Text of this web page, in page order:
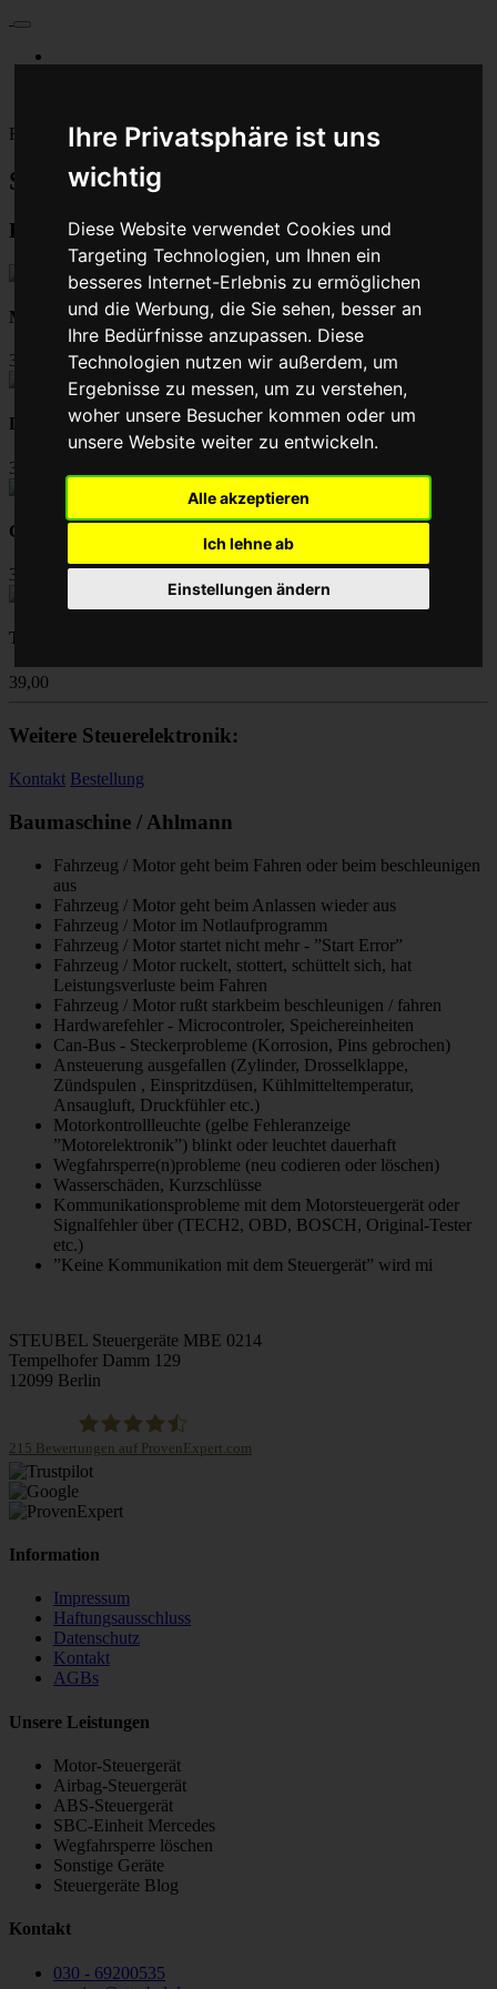
Ihre Privatsphäre ist uns
wichtig
Diese Website verwendet Cookies und
Targeting Technologien, um Ihnen ein
besseres Internet-Erlebnis zu ermöglichen
und die Werbung, die Sie sehen, besser an
Ihre Bedürfnisse anzupassen. Diese
Technologien nutzen wir außerdem, um
Ergebnisse zu messen, um zu verstehen,
woher unsere Besucher kommen oder um
unsere Website weiter zu entwickeln.
Alle akzeptieren
Ich lehne ab
Einstellungen ändern
Fahrzeugmarken
Steuergerät reparieren - Baumaschine
Beliebte ECU-Reparaturen:
Motorsteuergerät Reparatur
39,00
Drosselklappen Reparatur
39,00
Chip Tuning Leistungssteigerung
39,00
Turbolader Reparatur
39,00
Weitere Steuerelektronik:
Kontakt Bestellung
Baumaschine / Ahlmann
Fahrzeug / Motor geht beim Fahren oder beim beschleunigen
aus
Fahrzeug / Motor geht beim Anlassen wieder aus
Fahrzeug / Motor im Notlaufprogramm
Fahrzeug / Motor startet nicht mehr - ”Start Error”
Fahrzeug / Motor ruckelt, stottert, schüttelt sich, hat
Leistungsverluste beim Fahren
Fahrzeug / Motor rußt starkbeim beschleunigen / fahren
Hardwarefehler - Microcontroler, Speichereinheiten
Can-Bus - Steckerprobleme (Korrosion, Pins gebrochen)
Ansteuerung ausgefallen (Zylinder, Drosselklappe,
Zündspulen , Einspritzdüsen, Kühlmitteltemperatur,
Ansaugluft, Druckfühler etc.)
Motorkontrollleuchte (gelbe Fehleranzeige
”Motorelektronik”) blinkt oder leuchtet dauerhaft
Wegfahrsperre(n)probleme (neu codieren oder löschen)
Wasserschäden, Kurzschlüsse
Kommunikationsprobleme mit dem Motorsteuergerät oder
Signalfehler über (TECH2, OBD, BOSCH, Original-Tester
etc.)
”Keine Kommunikation mit dem Steuergerät” wird mi
STEUBEL Steuergeräte MBE 0214
Tempelhofer Damm 129
12099 Berlin
STEUBEL Steuergeräte Annahme Filiale MBE 0214
215 Bewertungen auf ProvenExpert.com
Information
Impressum
Haftungsausschluss
Datenschutz
Kontakt
AGBs
Unsere Leistungen
Motor-Steuergerät
Airbag-Steuergerät
ABS-Steuergerät
SBC-Einheit Mercedes
Wegfahrsperre löschen
Sonstige Geräte
Steuergeräte Blog
Kontakt
030 - 69200535